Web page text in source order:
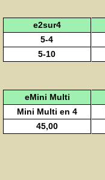
e2sur4
5-4
5-10
eMini Multi
Mini Multi en 4
45,00